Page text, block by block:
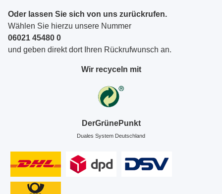
Oder lassen Sie sich von uns zurückrufen.
Wählen Sie hierzu unsere Nummer
06021 45480 0
und geben direkt dort Ihren Rückrufwunsch an.
Wir recyceln mit
DerGrünePunkt
Duales System Deutschland